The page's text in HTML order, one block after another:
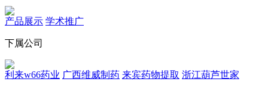
产品展示 学术推广
下属公司
利来w66药业 广西维威制药 来宾药物提取 浙江葫芦世家